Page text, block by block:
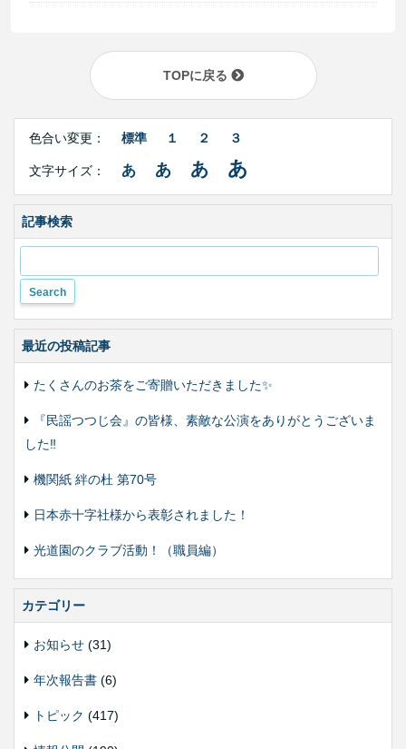
TOPに戻る
Right
Contents
合
変
色合い変更： 標準 １ ２ ３
文字サイズ： あ あ あ あ
記事検索
最近の投稿記事
たくさんのお茶をご寄贈いただきました✨
『民謡つつじ会』の皆様、素敵な公演をありがとうございま
した‼️
機関紙 絆の杜 第70号
日本赤十字社様から表彰されました！
光道園のクラブ活動！（職員編）
カテゴリー
お知らせ (31)
年次報告書 (6)
トピック (417)